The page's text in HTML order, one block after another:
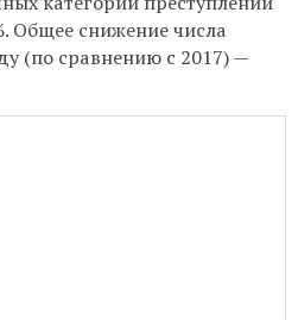
Общее снижение числа
(по сравнению с 2017) —